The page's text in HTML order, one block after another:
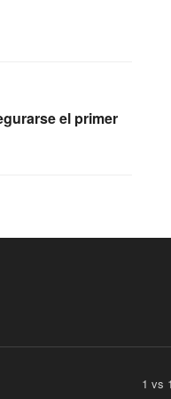
el primer
1 vs